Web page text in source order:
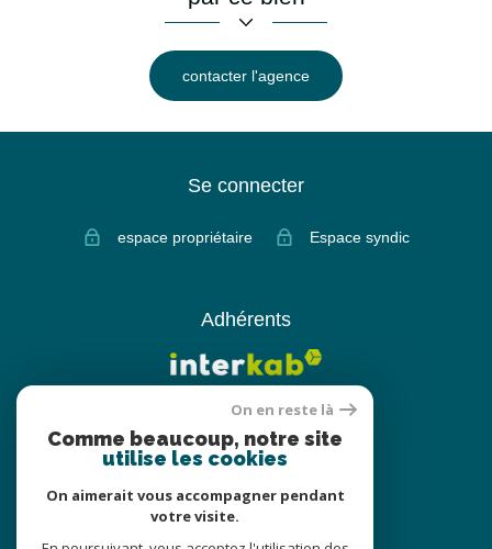
contacter l'agence
Se connecter
espace propriétaire Espace syndic
Adhérents
© 2022 Tous droits réservés
On en reste là
Comme beaucoup, notre site
utilise les cookies
On aimerait vous accompagner pendant
votre visite.